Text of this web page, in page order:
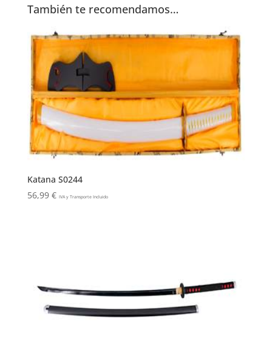
También te recomendamos…
Katana S0244
56,99 € IVA y Transporte Incluido